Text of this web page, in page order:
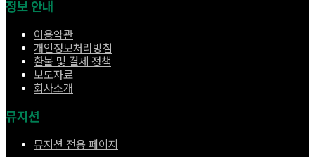
정보 안내
이용약관
개인정보처리방침
환불 및 결제 정책
보도자료
회사소개
뮤지션
뮤지션 전용 페이지